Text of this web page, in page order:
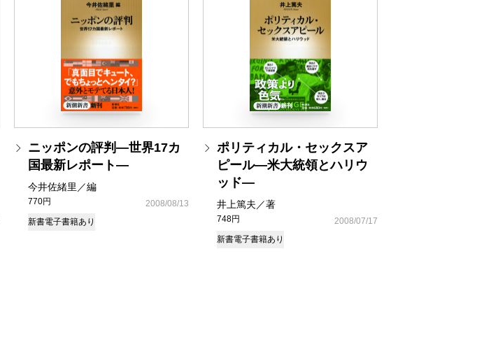
ニッポンの評判―世界17カ
国最新レポート―
今井佐緒里／編
770円
2008/08/13
新書電子書籍あり
ポリティカル・セックスア
ピール―米大統領とハリウ
ッド―
井上篤夫／著
748円
2008/07/17
新書電子書籍あり